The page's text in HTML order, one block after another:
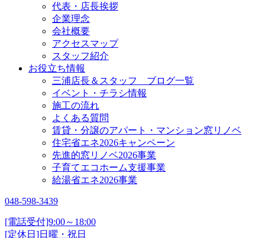
代表・店長挨拶
企業理念
会社概要
アクセスマップ
スタッフ紹介
お役立ち情報
三浦店長＆スタッフ ブログ一覧
イベント・チラシ情報
施工の流れ
よくある質問
賃貸・分譲のアパート・マンション窓リノベ
住宅省エネ2026キャンペーン
先進的窓リノベ2026事業
子育てエコホーム支援事業
給湯省エネ2026事業
048-598-3439
[電話受付]9:00～18:00
[定休日]日曜・祝日